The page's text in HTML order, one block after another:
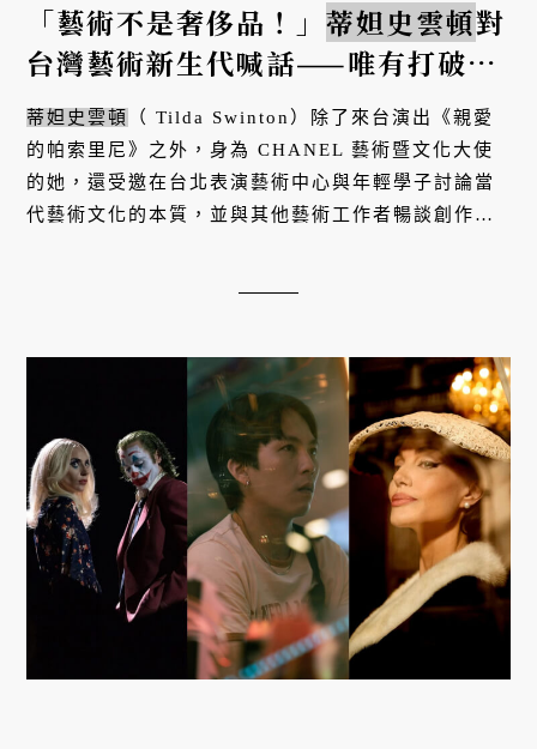
「藝術不是奢侈品！」蒂妲史雲頓對
台灣藝術新生代喊話——唯有打破自
己的慣性，才能真正蛻變。
蒂妲史雲頓
（ Tilda Swinton）除了來台演出《親愛
的帕索里尼》之外，身為 CHANEL 藝術暨文化大使
的她，還受邀在台北表演藝術中心與年輕學子討論當
代藝術文化的本質，並與其他藝術工作者暢談創作帶